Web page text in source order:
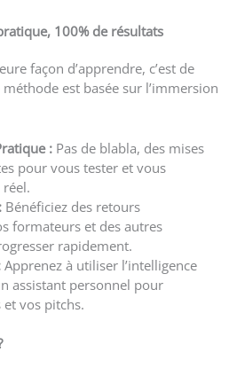
100% de résultats
façon d’apprendre, c’est de
est basée sur l’immersion
: Pas de blabla, des mises
pour vous tester et vous
Bénéficiez des retours
formateurs et des autres
rapidement.
Apprenez à utiliser l’intelligence
assistant personnel pour
vos pitchs.